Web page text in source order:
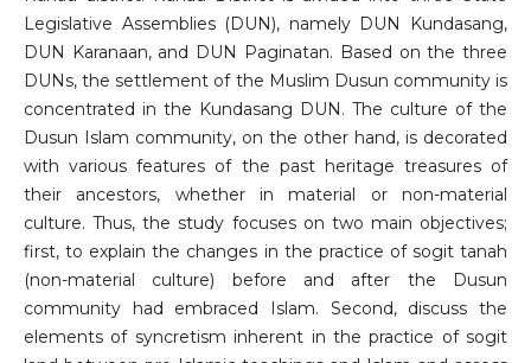
Legislative Assemblies (DUN), namely DUN Kundasang,
DUN Karanaan, and DUN Paginatan. Based on the three
DUNs, the settlement of the Muslim Dusun community is
concentrated in the Kundasang DUN. The culture of the
Dusun Islam community, on the other hand, is decorated
with various features of the past heritage treasures of
their ancestors, whether in material or non-material
culture. Thus, the study focuses on two main objectives;
first, to explain the changes in the practice of sogit tanah
(non-material culture) before and after the Dusun
community had embraced Islam. Second, discuss the
elements of syncretism inherent in the practice of sogit